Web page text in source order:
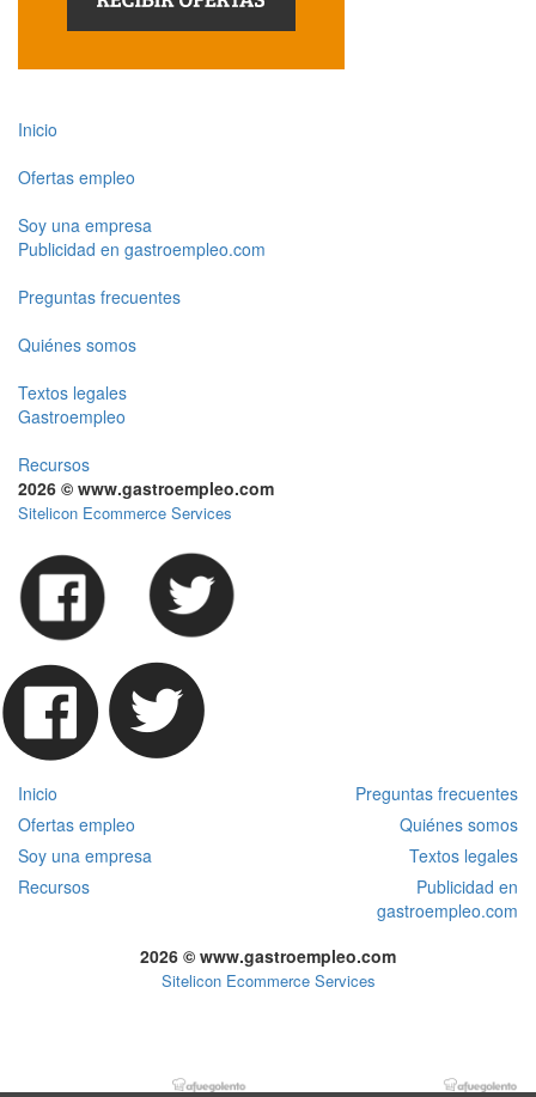
Inicio
Ofertas empleo
Soy una empresa
Publicidad en gastroempleo.com
Preguntas frecuentes
Quiénes somos
Textos legales
Gastroempleo
Recursos
2026 © www.gastroempleo.com
Sitelicon Ecommerce Services
Inicio
Preguntas frecuentes
Ofertas empleo
Quiénes somos
Soy una empresa
Textos legales
Recursos
Publicidad en
gastroempleo.com
2026 © www.gastroempleo.com
Sitelicon Ecommerce Services